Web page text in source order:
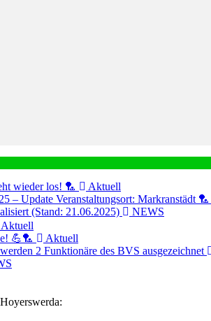
wieder los! 🏸
Aktuell
– Update Veranstaltungsort: Markranstädt 🏸
(Stand: 21.06.2025)
NEWS
Aktuell
💪🏸
Aktuell
2 Funktionäre des BVS ausgezeichnet